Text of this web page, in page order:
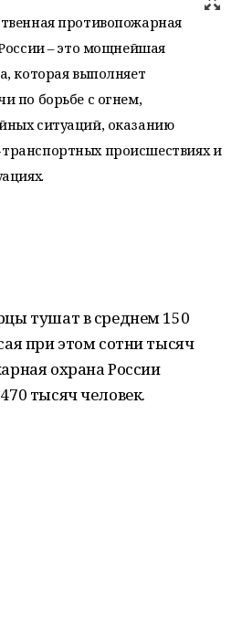
противопожарная
– это мощнейшая
которая выполняет
по борьбе с огнем,
ситуаций, оказанию
происшествиях и
тушат в среднем 150
при этом сотни тысяч
охрана России
тысяч человек.